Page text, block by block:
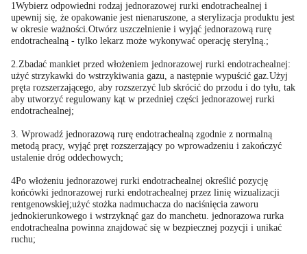
1Wybierz odpowiedni rodzaj jednorazowej rurki endotrachealnej i
upewnij się, że opakowanie jest nienaruszone, a sterylizacja produktu jest
w okresie ważności.Otwórz uszczelnienie i wyjąć jednorazową rurę
endotrachealną - tylko lekarz może wykonywać operację sterylną.;
2.Zbadać mankiet przed włożeniem jednorazowej rurki endotrachealnej:
użyć strzykawki do wstrzykiwania gazu, a następnie wypuścić gaz.Użyj
pręta rozszerzającego, aby rozszerzyć lub skrócić do przodu i do tyłu, tak
aby utworzyć regulowany kąt w przedniej części jednorazowej rurki
endotrachealnej;
3. Wprowadź jednorazową rurę endotrachealną zgodnie z normalną
metodą pracy, wyjąć pręt rozszerzający po wprowadzeniu i zakończyć
ustalenie dróg oddechowych;
4Po włożeniu jednorazowej rurki endotrachealnej określić pozycję
końcówki jednorazowej rurki endotrachealnej przez linię wizualizacji
rentgenowskiej;użyć stożka nadmuchacza do naciśnięcia zaworu
jednokierunkowego i wstrzyknąć gaz do manchetu. jednorazowa rurka
endotrachealna powinna znajdować się w bezpiecznej pozycji i unikać
ruchu;